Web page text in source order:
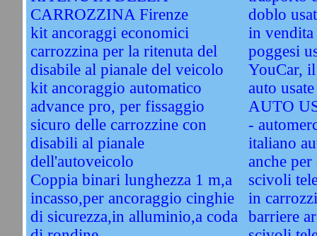
CARROZZINA Firenze
kit ancoraggi economici
carrozzina per la ritenuta del
disabile al pianale del veicolo
kit ancoraggio automatico
advance pro, per fissaggio
sicuro delle carrozzine con
disabili al pianale
dell'autoveicolo
Coppia binari lunghezza 1 m,a
incasso,per ancoraggio cinghie
di sicurezza,in alluminio,a coda
doblo
in
poggesi
YouCar,
auto
AUTO
-
italiano
anche
scivoli
in
barriere